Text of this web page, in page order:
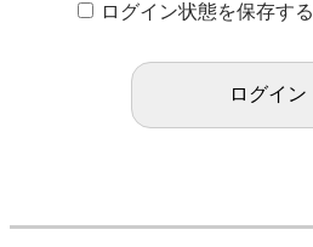
ログイン状態を保存する